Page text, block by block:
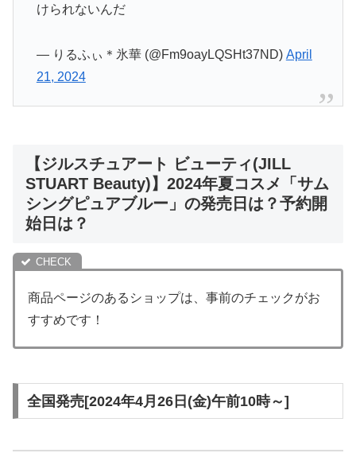
けられないんだ
— りるふぃ＊氷華 (@Fm9oayLQSHt37ND) April
21, 2024
【ジルスチュアート ビューティ(JILL
STUART Beauty)】2024年夏コスメ「サム
シングピュアブルー」の発売日は？予約開
始日は？
商品ページのあるショップは、事前のチェックがお
すすめです！
全国発売[2024年4月26日(金)午前10時～]